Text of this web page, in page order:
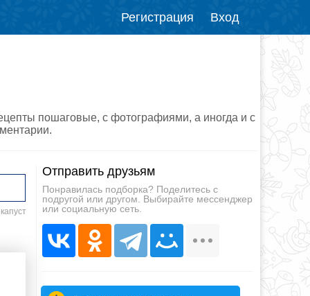
Регистрация Вход
пошаговые, с фотографиями, а иногда и с
Отправить друзьям
Понравилась подборка? Поделитесь с
подругой или другом. Выбирайте мессенджер
или социальную сеть.